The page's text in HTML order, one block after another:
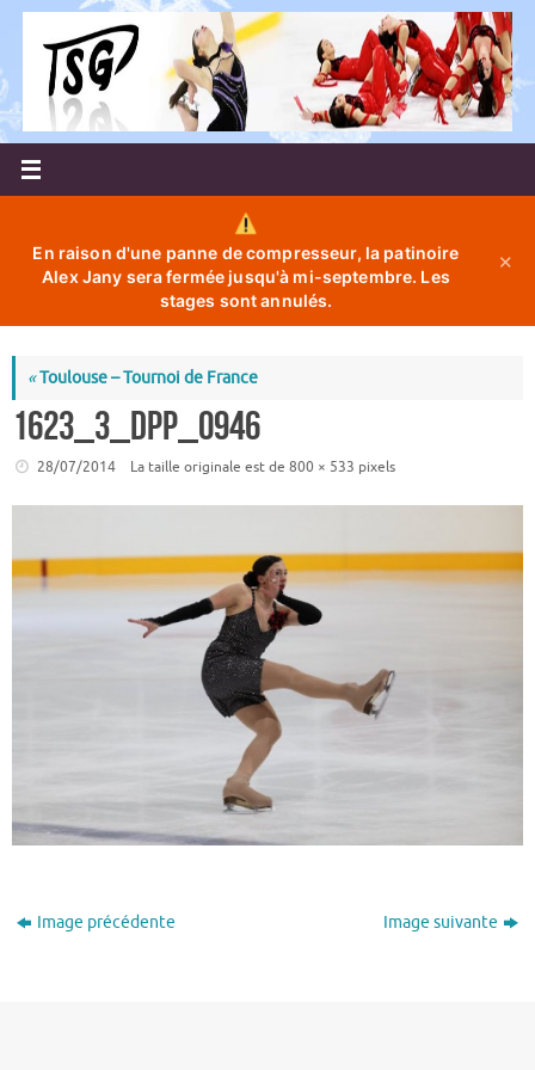
Passer
contenu
En raison d'une panne de compresseur, la patinoire
Alex Jany sera fermée jusqu'à mi-septembre. Les
stages sont annulés.
✕
«Toulouse – Tournoi de France
1623_3_dpp_0946
28/07/2014 La taille originale est de 800 × 533 pixels
Image précédente Image suivante